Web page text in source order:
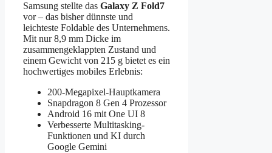
Samsung stellte das Galaxy Z Fold7
vor – das bisher dünnste und
leichteste Foldable des Unternehmens.
Mit nur 8,9 mm Dicke im
zusammengeklappten Zustand und
einem Gewicht von 215 g bietet es ein
hochwertiges mobiles Erlebnis:
200-Megapixel-Hauptkamera
Snapdragon 8 Gen 4 Prozessor
Android 16 mit One UI 8
Verbesserte Multitasking-
Funktionen und KI durch
Google Gemini